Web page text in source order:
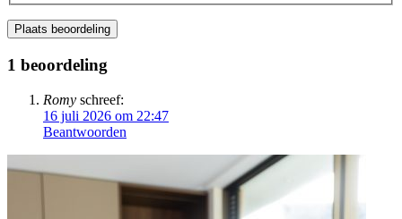
Plaats beoordeling
1 beoordeling
Romy schreef:
16 juli 2026 om 22:47
Beantwoorden